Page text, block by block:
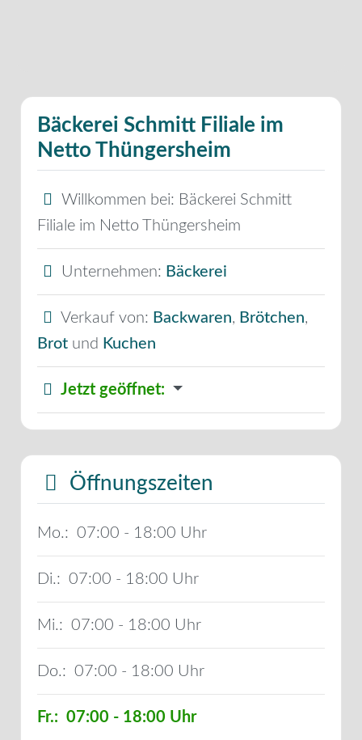
Bäckerei Schmitt Filiale im
Netto Thüngersheim
Willkommen bei: Bäckerei Schmitt
Filiale im Netto Thüngersheim
Unternehmen: Bäckerei
Verkauf von: Backwaren, Brötchen,
Brot und Kuchen
Jetzt geöffnet:
Öffnungszeiten
Mo.: 07:00 - 18:00
Di.: 07:00 - 18:00
Mi.: 07:00 - 18:00
Do.: 07:00 - 18:00
Fr.: 07:00 - 18:00